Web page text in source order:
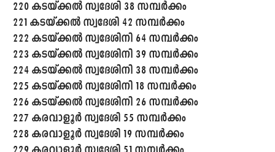
220 കടയ്ക്കൽ സ്വദേശി 38 സമ്പർക്കം
221 കടയ്ക്കൽ സ്വദേശി 42 സമ്പർക്കം
222 കടയ്ക്കൽ സ്വദേശിനി 64 സമ്പർക്കം
223 കടയ്ക്കൽ സ്വദേശിനി 39 സമ്പർക്കം
224 കടയ്ക്കൽ സ്വദേശിനി 38 സമ്പർക്കം
225 കടയ്ക്കൽ സ്വദേശിനി 18 സമ്പർക്കം
226 കടയ്ക്കൽ സ്വദേശിനി 26 സമ്പർക്കം
227 കരവാളൂർ സ്വദേശി 55 സമ്പർക്കം
228 കരവാളൂർ സ്വദേശി 19 സമ്പർക്കം